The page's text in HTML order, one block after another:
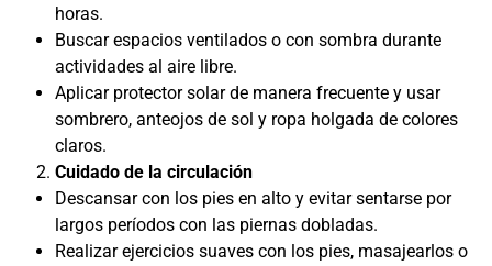
horas.
Buscar espacios ventilados o con sombra durante
actividades al aire libre.
Aplicar protector solar de manera frecuente y usar
sombrero, anteojos de sol y ropa holgada de colores
claros.
Cuidado de la circulación
Descansar con los pies en alto y evitar sentarse por
largos períodos con las piernas dobladas.
Realizar ejercicios suaves con los pies, masajearlos o